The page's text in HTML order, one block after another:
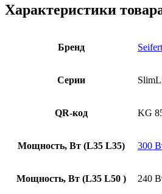
Характеристики
Бренд Seifert
Серии
QR-код KG
Мощность, Вт (L35 L35) 300
Мощность, Вт (L35 L50 ) 240